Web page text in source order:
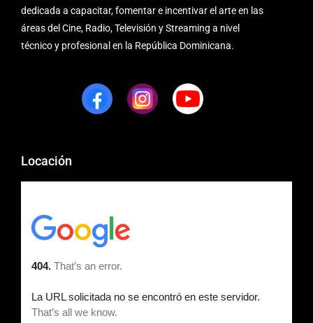
dedicada a capacitar, fomentar e incentivar el arte en las
áreas del Cine, Radio, Televisión y Streaming a nivel
técnico y profesional en la República Dominicana.
Locación